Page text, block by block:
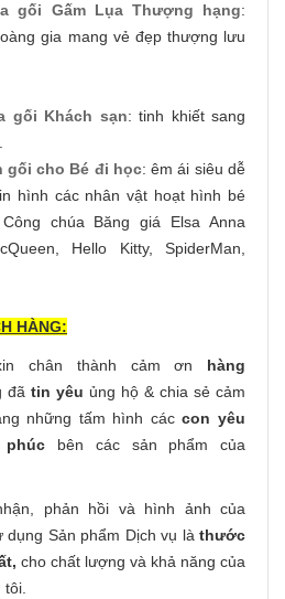
gối Gấm Lụa Thượng hạng:
gia mang vẻ đẹp thượng lưu
gối Khách sạn: tinh khiết sang
gối cho Bé đi học: êm ái siêu dễ
hình các nhân vật hoạt hình bé
chúa Băng giá Elsa Anna
Hello Kitty, SpiderMan,
HÀNG:
chân thành cảm ơn hàng
đã tin yêu ủng hộ & chia sẻ cảm
những tấm hình cáccon yêu
bên các sản phẩm của
phản hồi và hình ảnh của
dụng Sản phẩm Dịch vụ là thước
cho chất lượng và khả năng của
tôi.